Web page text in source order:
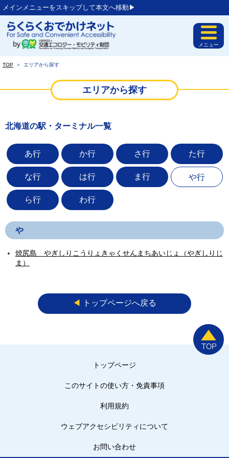
メインメニューをスキップして本文へ移動▶︎
メニュー
TOP ＞ エリアから探す
エリアから探す
北海道の駅・ターミナル一覧
あ行 か行 さ行 た行
な行 は行 ま行 や行
ら行 わ行
や
焼尻島 やぎしりこうりょきゃくせんまちあいじょ（やぎしりじ
ま）
◀︎ トップページへ戻る
トップページ
このサイトの使い方・免責事項
利用規約
ウェブアクセシビリティについて
お問い合わせ